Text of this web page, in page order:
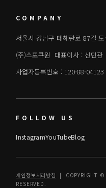
COMPANY
서울시 강남구 테헤란로 87길
(주)스포큐원 대표이사 : 신민관
사업자등록번호 : 120-88-04123
FOLLOW US
InstagramYouTubeBlog
개인정보처리방침
| COPYRIGHT ©
RESERVED.